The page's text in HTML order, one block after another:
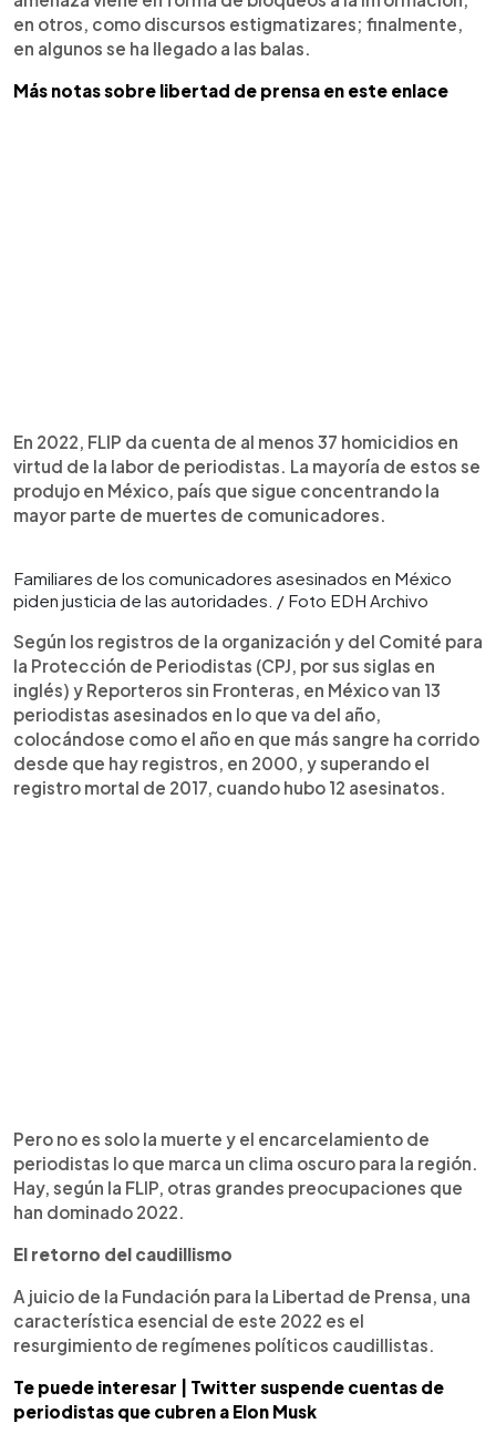
en otros, como discursos estigmatizares; finalmente,
en algunos se ha llegado a las balas.
Más notas sobre libertad de prensa en este enlace
En 2022, FLIP da cuenta de al menos 37 homicidios en
virtud de la labor de periodistas. La mayoría de estos se
produjo en México, país que sigue concentrando la
mayor parte de muertes de comunicadores.
Familiares de los comunicadores asesinados en México
piden justicia de las autoridades. / Foto EDH Archivo
Según los registros de la organización y del Comité para
la Protección de Periodistas (CPJ, por sus siglas en
inglés) y Reporteros sin Fronteras, en México van 13
periodistas asesinados en lo que va del año,
colocándose como el año en que más sangre ha corrido
desde que hay registros, en 2000, y superando el
registro mortal de 2017, cuando hubo 12 asesinatos.
Pero no es solo la muerte y el encarcelamiento de
periodistas lo que marca un clima oscuro para la región.
Hay, según la FLIP, otras grandes preocupaciones que
han dominado 2022.
El retorno del caudillismo
A juicio de la Fundación para la Libertad de Prensa, una
característica esencial de este 2022 es el
resurgimiento de regímenes políticos caudillistas.
Te puede interesar | Twitter suspende cuentas de
periodistas que cubren a Elon Musk